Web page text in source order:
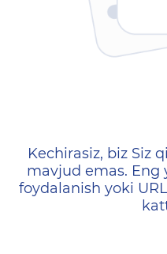
404 —
Kechirasiz, biz Siz
mavjud emas. Eng
foydalanish yoki